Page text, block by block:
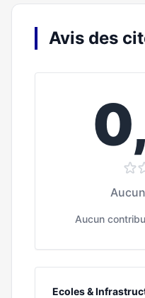
Avis des
Aucun
Ecoles &